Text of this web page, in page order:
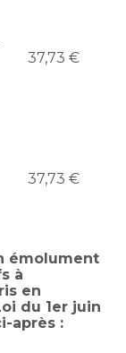
37,73 €
37,73 €
émolument
à
en
du 1er juin
après :